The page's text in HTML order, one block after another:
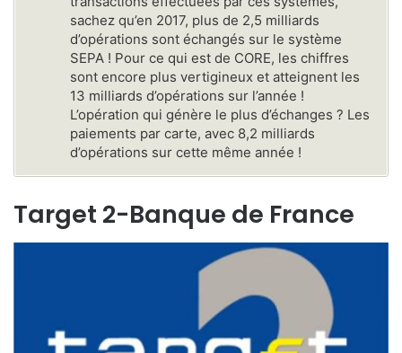
sachez qu’en 2017, plus de 2,5 milliards
d’opérations sont échangés sur le système
SEPA ! Pour ce qui est de CORE, les chiffres
sont encore plus vertigineux et atteignent les
13 milliards d’opérations sur l’année !
L’opération qui génère le plus d’échanges ? Les
paiements par carte, avec 8,2 milliards
d’opérations sur cette même année !
Target 2-Banque de France